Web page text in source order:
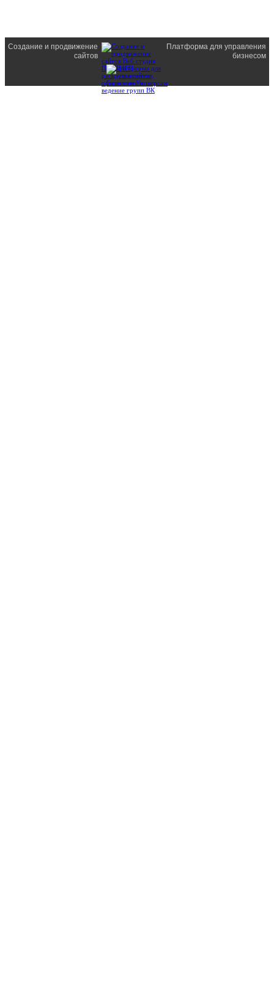
Создание и продвижение
сайтов
Платформа для управления
бизнесом